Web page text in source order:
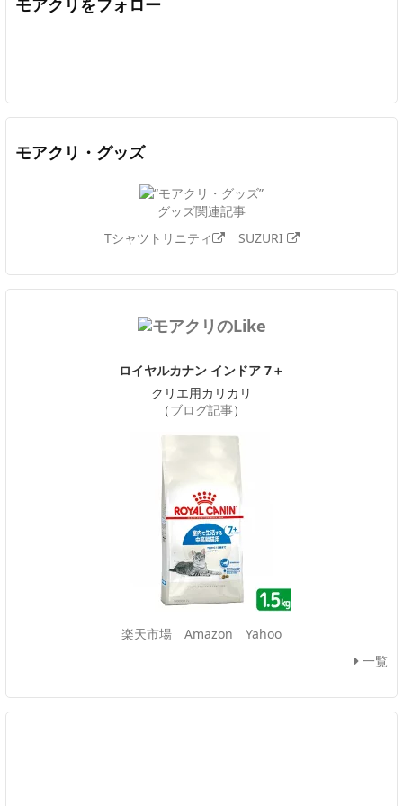
モアクリ・グッズ
グッズ関連記事
Tシャツトリニティ
SUZURI
ロイヤルカナン インドア 7＋
クリエ用カリカリ
（ブログ記事）
楽天市場 Amazon
Yahoo
一覧